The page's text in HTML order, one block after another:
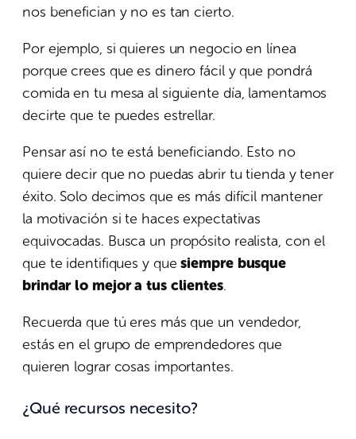
nos benefician y no es tan cierto.
Por ejemplo, si quieres un negocio en línea
porque crees que es dinero fácil y que pondrá
comida en tu mesa al siguiente día, lamentamos
decirte que te puedes estrellar.
Pensar así no te está beneficiando. Esto no
quiere decir que no puedas abrir tu tienda y tener
éxito. Solo decimos que es más difícil mantener
la motivación si te haces expectativas
equivocadas. Busca un propósito realista, con el
que te identifiques y quesiempre busque
brindar lo mejor a tus clientes.
Recuerda que tú eres más que un vendedor,
estás en el grupo de emprendedores que
quieren lograr cosas importantes.
¿Qué recursos necesito?